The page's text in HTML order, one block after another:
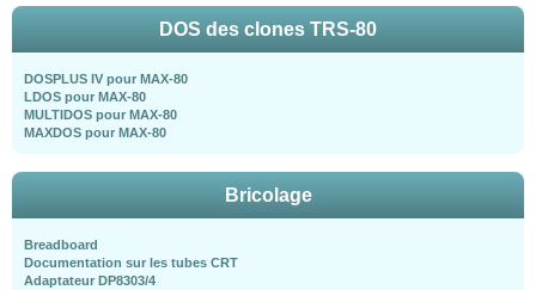
DOS des clones TRS-80
DOSPLUS IV pour MAX-80
LDOS pour MAX-80
MULTIDOS pour MAX-80
MAXDOS pour MAX-80
Bricolage
Breadboard
Documentation sur les tubes CRT
Adaptateur DP8303/4